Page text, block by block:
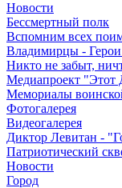
Новости
Бессмертный полк
Вспомним всех
Владимирцы - Герои
Никто не забыт,
Медиапроект "Этот
Мемориалы
Фотогалерея
Видеогалерея
Диктор Левитан -
Патриотический
Новости
Город